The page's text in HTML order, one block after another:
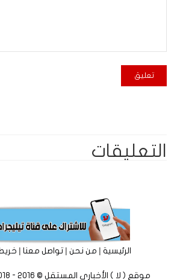
التعليقات
الرئيسية|من نحن|تواصل معنا|